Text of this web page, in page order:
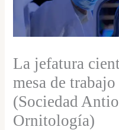
La jefatura
mesa de
(Sociedad
Ornitología)